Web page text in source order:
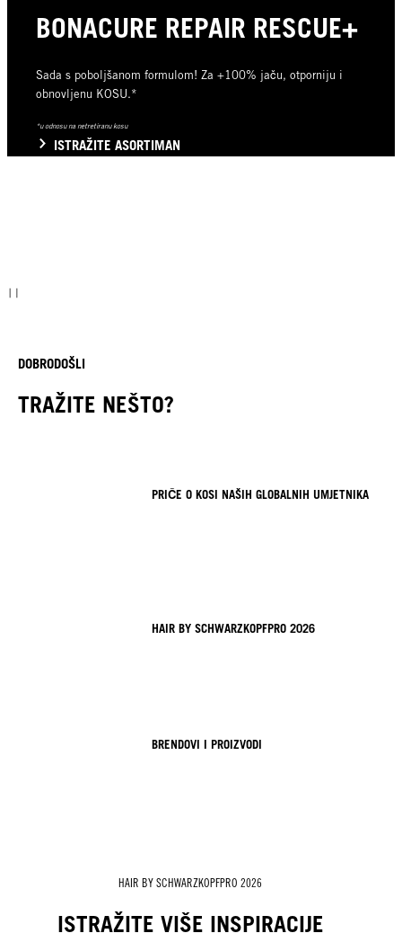
BONACURE REPAIR RESCUE+
Sada s poboljšanom formulom! Za +100% jaču, otporniju i
obnovljenu KOSU.*
*u odnosu na netretiranu kosu
ISTRAŽITE ASORTIMAN
DOBRODOŠLI
TRAŽITE NEŠTO?
PRIČE O KOSI NAŠIH GLOBALNIH UMJETNIKA
HAIR BY SCHWARZKOPFPRO 2026
BRENDOVI I PROIZVODI
HAIR BY SCHWARZKOPFPRO 2026
ISTRAŽITE VIŠE INSPIRACIJE